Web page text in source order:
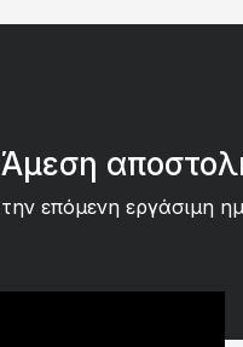
Άμεση
την επόμενη εργάσιμη